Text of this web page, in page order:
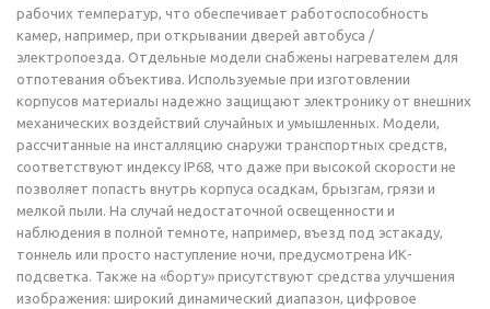
рабочих температур, что обеспечивает работоспособность
камер, например, при открывании дверей автобуса /
электропоезда. Отдельные модели снабжены нагревателем для
отпотевания объектива. Используемые при изготовлении
корпусов материалы надежно защищают электронику от внешних
механических воздействий случайных и умышленных. Модели,
рассчитанные на инсталляцию снаружи транспортных средств,
соответствуют индексу IP68, что даже при высокой скорости не
позволяет попасть внутрь корпуса осадкам, брызгам, грязи и
мелкой пыли. На случай недостаточной освещенности и
наблюдения в полной темноте, например, въезд под эстакаду,
тоннель или просто наступление ночи, предусмотрена ИК-
подсветка. Также на «борту» присутствуют средства улучшения
изображения: широкий динамический диапазон, цифровое